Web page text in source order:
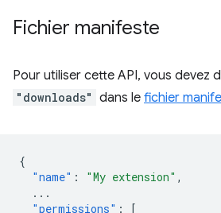
Fichier manifeste
Pour utiliser cette API, vous devez
"downloads" dans le fichier
{
"name" : "My extension" ,
...
"permissions" :
[